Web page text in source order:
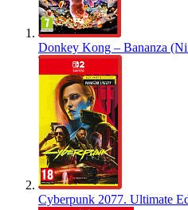
Donkey Kong – Bananza
Cyberpunk 2077. Ultimate